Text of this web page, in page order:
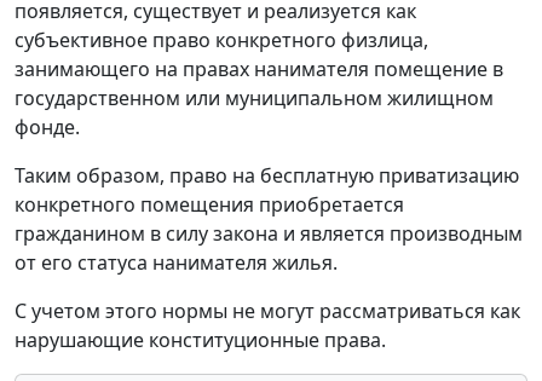
появляется, существует и реализуется как
субъективное право конкретного физлица,
занимающего на правах нанимателя помещение в
государственном или муниципальном жилищном
фонде.
Таким образом, право на бесплатную приватизацию
конкретного помещения приобретается
гражданином в силу закона и является производным
от его статуса нанимателя жилья.
С учетом этого нормы не могут рассматриваться как
нарушающие конституционные права.